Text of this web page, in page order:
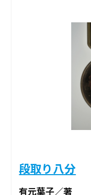
段取り八分
有元葉子／著